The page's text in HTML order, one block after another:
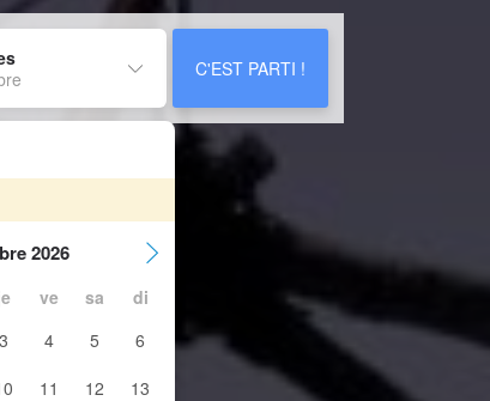
C'EST PARTI !
2026
ve sa
di
3 4 5
6
11 12
13